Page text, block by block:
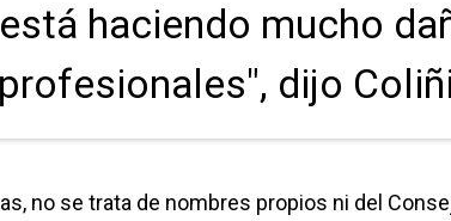
haciendo mucho
profesionales", dijo
no se trata de nombres propios ni del